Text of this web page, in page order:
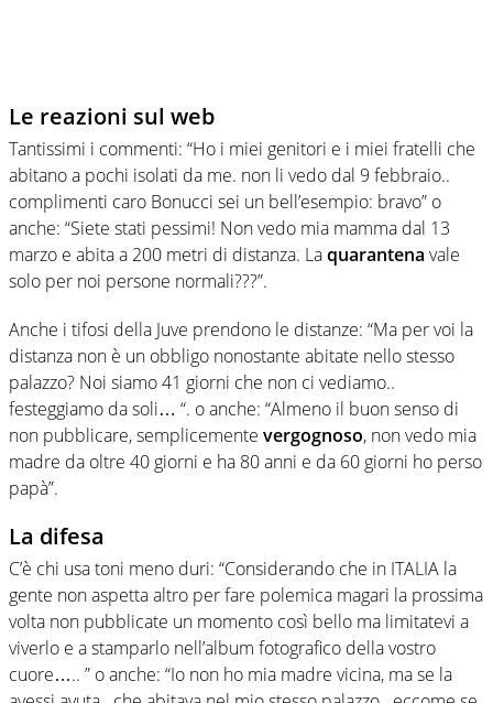
Le reazioni sul web
Tantissimi i commenti: “Ho i miei genitori e i miei fratelli che
abitano a pochi isolati da me. non li vedo dal 9 febbraio..
complimenti caro Bonucci sei un bell’esempio: bravo” o
anche: “Siete stati pessimi! Non vedo mia mamma dal 13
marzo e abita a 200 metri di distanza. Laquarantena vale
solo per noi persone normali???”.
Anche i tifosi della Juve prendono le distanze: “Ma per voi la
distanza non è un obbligo nonostante abitate nello stesso
palazzo? Noi siamo 41 giorni che non ci vediamo..
festeggiamo da soli… “. o anche: “Almeno il buon senso di
non pubblicare, semplicemente vergognoso, non vedo mia
madre da oltre 40 giorni e ha 80 anni e da 60 giorni ho perso
papà”.
La difesa
C’è chi usa toni meno duri: “Considerando che in ITALIA la
gente non aspetta altro per fare polemica magari la prossima
volta non pubblicate un momento così bello ma limitatevi a
viverlo e a stamparlo nell’album fotografico della vostro
cuore….. ” o anche: “Io non ho mia madre vicina, ma se la